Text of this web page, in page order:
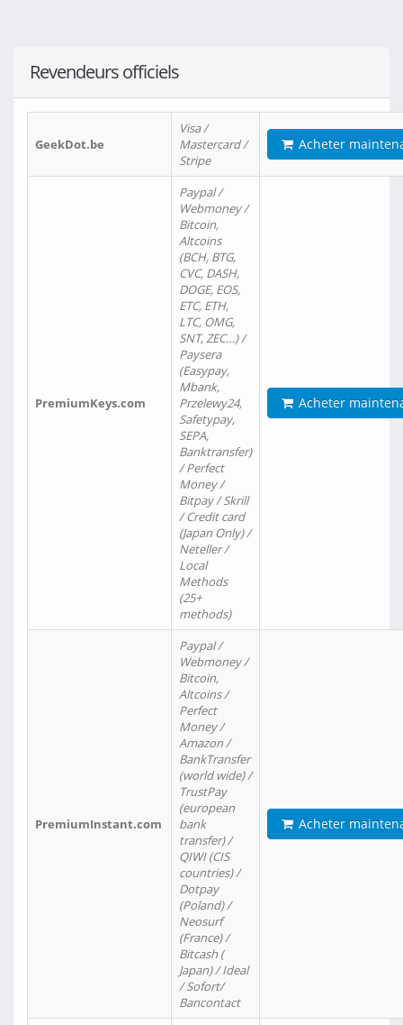
Revendeurs officiels
GeekDot.be
Visa /
Mastercard /
Stripe
Acheter
PremiumKeys.com
Paypal /
Webmoney /
Bitcoin,
Altcoins
(BCH, BTG,
CVC, DASH,
DOGE, EOS,
ETC, ETH,
LTC, OMG,
SNT, ZEC…) /
Paysera
(Easypay,
Mbank,
Przelewy24,
Safetypay,
SEPA,
Banktransfer)
/ Perfect
Money /
Bitpay / Skrill
/ Credit card
(Japan Only) /
Neteller /
Local
Methods
(25+
methods)
Acheter
PremiumInstant.com
Paypal /
Webmoney /
Bitcoin,
Altcoins /
Perfect
Money /
Amazon /
BankTransfer
(world wide) /
TrustPay
(european
bank
transfer) /
QIWI (CIS
countries) /
Dotpay
(Poland) /
Neosurf
(France) /
Bitcash (
Japan) / Ideal
/ Sofort/
Bancontact
Acheter